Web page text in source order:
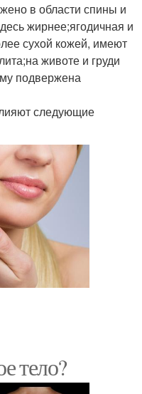
в области спины и
жирнее;ягодичная и
сухой кожей, имеют
животе и груди
подвержена
следующие
тело?